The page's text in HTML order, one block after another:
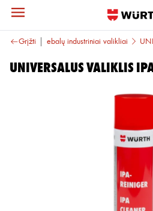
Grįžti
valikliai Riebalų industriniai valikliai
UNIVERSALUS VALIKLIS